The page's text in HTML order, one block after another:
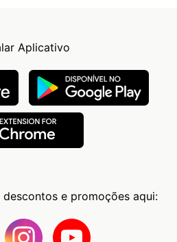
Aplicativo
descontos e promoções aqui: